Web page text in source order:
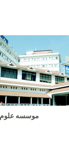
موسسه علوم